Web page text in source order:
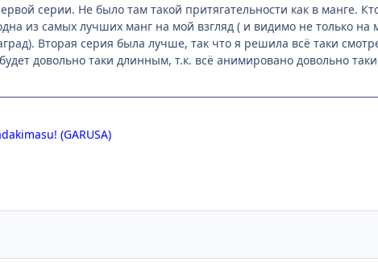
серии. Не было там такой притягательности как в манге.
из самых лучших манг на мой взгляд ( и видимо не только на
Вторая серия была лучше, так что я решила всё таки
довольно таки длинным, т.к. всё анимировано довольно
(GARUSA)